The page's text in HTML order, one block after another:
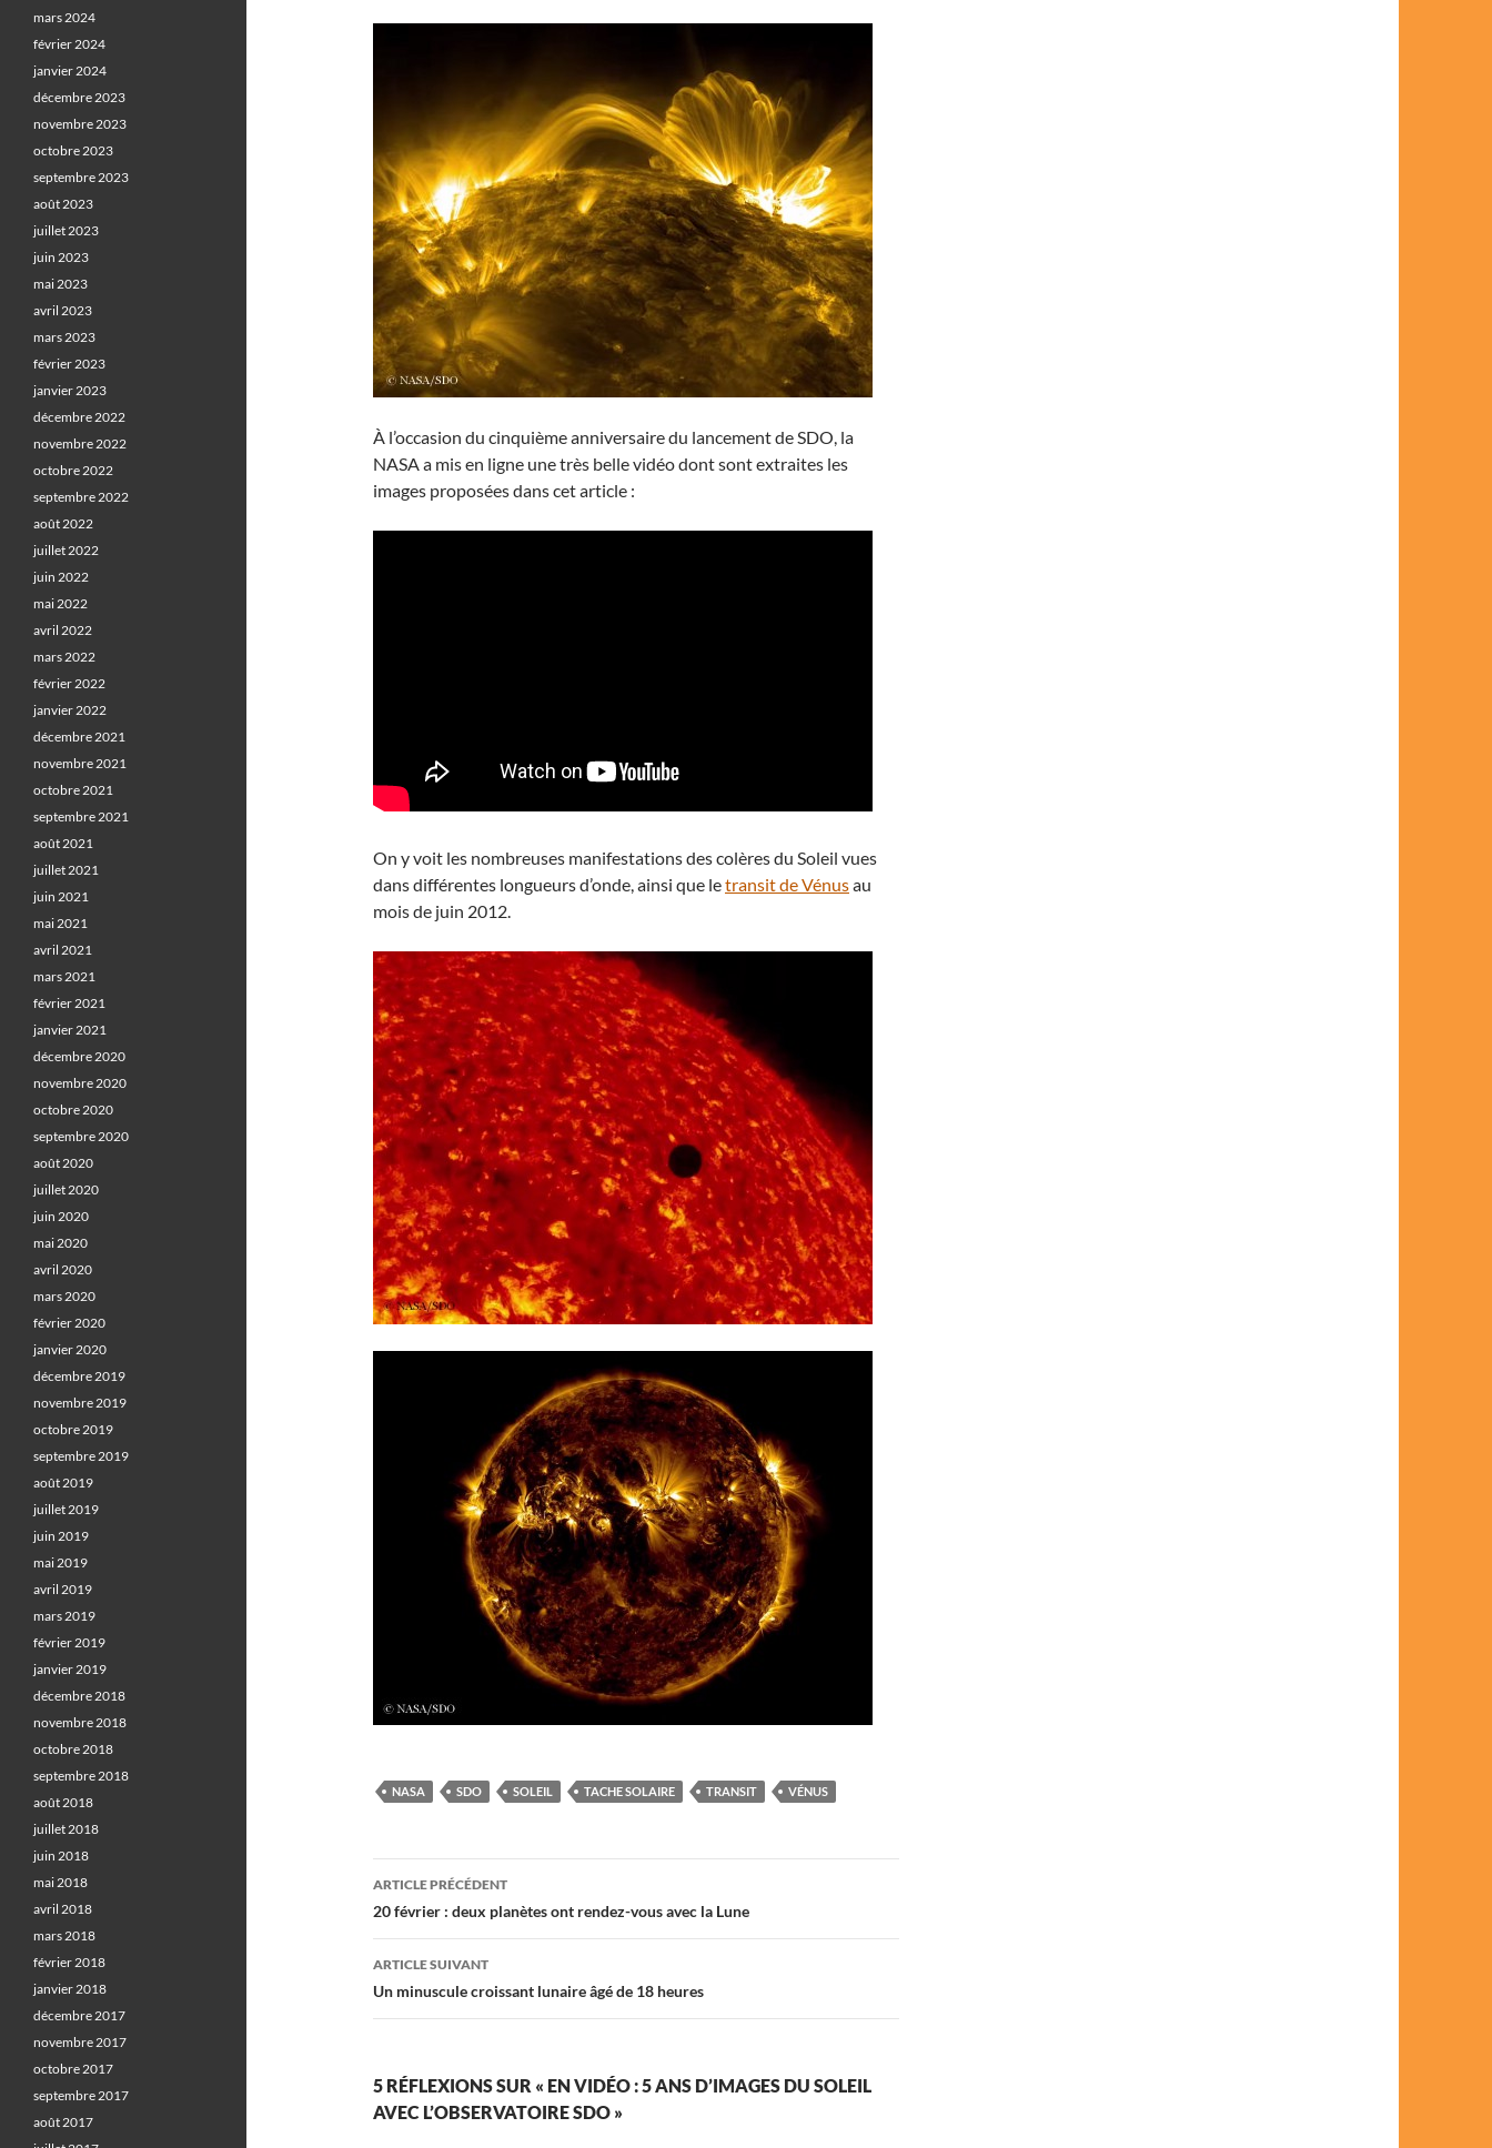
À l’occasion du cinquième anniversaire du lancement de SDO, la
NASA a mis en ligne une très belle vidéo dont sont extraites les
images proposées dans cet article :
On y voit les nombreuses manifestations des colères du Soleil vues
dans différentes longueurs d’onde, ainsi que letransit de Vénusau
mois de juin 2012.
NASA SDO SOLEIL TACHE SOLAIRE TRANSIT VÉNUS
Navigation
des
articles
ARTICLE PRÉCÉDENT
20 février : deux planètes ont rendez-vous avec la Lune
ARTICLE SUIVANT
Un minuscule croissant lunaire âgé de 18 heures
5 RÉFLEXIONS SUR « EN VIDÉO : 5 ANS D’IMAGES DU SOLEIL
AVEC L’OBSERVATOIRE SDO »
mars 2024
février 2024
janvier 2024
décembre 2023
novembre 2023
octobre 2023
septembre 2023
août 2023
juillet 2023
juin 2023
mai 2023
avril 2023
mars 2023
février 2023
janvier 2023
décembre 2022
novembre 2022
octobre 2022
septembre 2022
août 2022
juillet 2022
juin 2022
mai 2022
avril 2022
mars 2022
février 2022
janvier 2022
décembre 2021
novembre 2021
octobre 2021
septembre 2021
août 2021
juillet 2021
juin 2021
mai 2021
avril 2021
mars 2021
février 2021
janvier 2021
décembre 2020
novembre 2020
octobre 2020
septembre 2020
août 2020
juillet 2020
juin 2020
mai 2020
avril 2020
mars 2020
février 2020
janvier 2020
décembre 2019
novembre 2019
octobre 2019
septembre 2019
août 2019
juillet 2019
juin 2019
mai 2019
avril 2019
mars 2019
février 2019
janvier 2019
décembre 2018
novembre 2018
octobre 2018
septembre 2018
août 2018
juillet 2018
juin 2018
mai 2018
avril 2018
mars 2018
février 2018
janvier 2018
décembre 2017
novembre 2017
octobre 2017
septembre 2017
août 2017